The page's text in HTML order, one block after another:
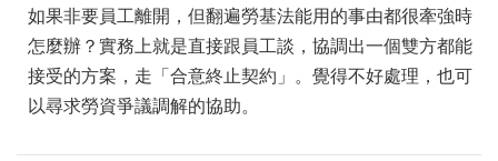
如果非要員工離開，但翻遍勞基法能用的事由都很牽強時
怎麼辦？實務上就是直接跟員工談，協調出一個雙方都能
接受的方案，走「合意終止契約」。覺得不好處理，也可
以尋求勞資爭議調解的協助。